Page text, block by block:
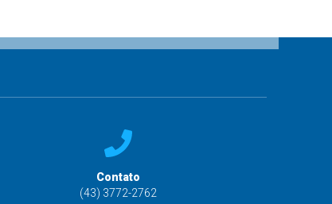
Contato
(43) 3772-2762